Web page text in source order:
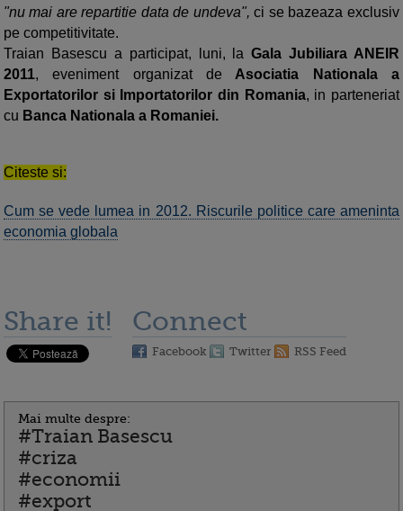
"nu mai are repartitie data de undeva", ci se bazeaza exclusiv
pe competitivitate.
Traian Basescu a participat, luni, la Gala Jubiliara ANEIR
2011, eveniment organizat de Asociatia Nationala a
Exportatorilor si Importatorilor din Romania, in parteneriat
cu Banca Nationala a Romaniei.
Citeste si:
Cum se vede lumea in 2012. Riscurile politice care ameninta
economia globala
Share it! Connect
Facebook Twitter RSS Feed
Mai multe despre:
#Traian Basescu
#criza
#economii
#export